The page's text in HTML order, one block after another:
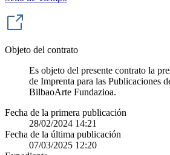
Objeto del contrato
Es objeto del presente contrato la
de Imprenta para las Publicaciones
BilbaoArte Fundazioa.
Fecha de la primera publicación
28/02/2024 14:21
Fecha de la última publicación
07/03/2025 12:20